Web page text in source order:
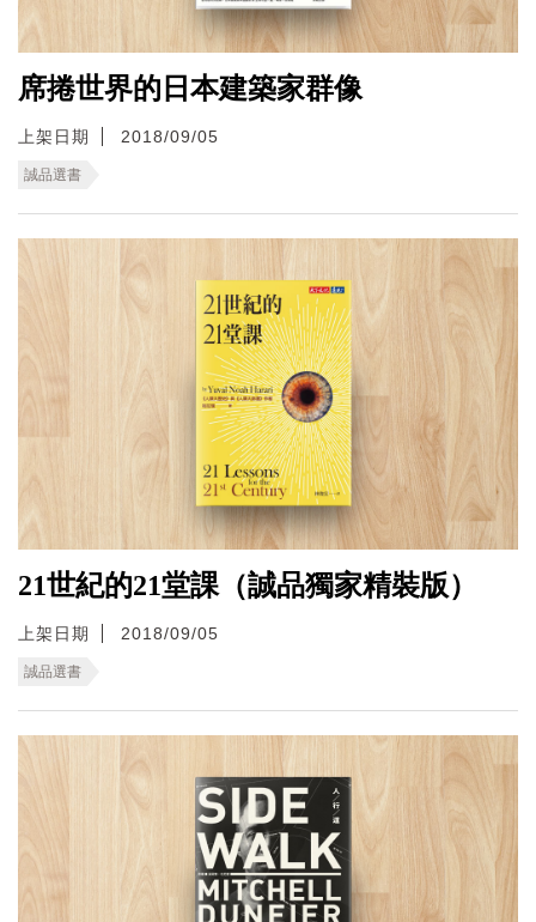
席捲世界的日本建築家群像
上架日期 2018/09/05
誠品選書
21世紀的21堂課（誠品獨家精裝版）
上架日期 2018/09/05
誠品選書